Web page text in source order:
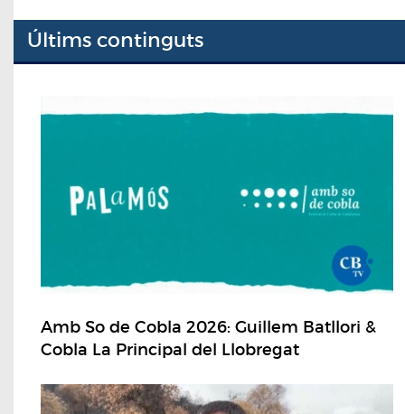
Últims continguts
Amb So de Cobla 2026: Guillem Batllori &
Cobla La Principal del Llobregat